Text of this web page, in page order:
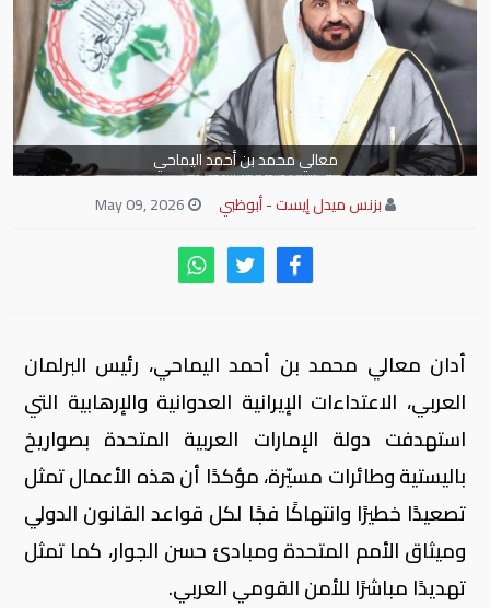
معالي محمد بن أحمد اليماحي
بزنس ميدل إيست - أبوظبي
أدان معالي محمد بن أحمد اليماحي، رئيس البرلمان
العربي، الاعتداءات الإيرانية العدوانية والإرهابية التي
استهدفت دولة الإمارات العربية المتحدة بصواريخ
باليستية وطائرات مسيّرة، مؤكدًا أن هذه الأعمال تمثل
تصعيدًا خطيرًا وانتهاكًا فجًا لكل قواعد القانون الدولي
وميثاق الأمم المتحدة ومبادئ حسن الجوار، كما تمثل
تهديدًا مباشرًا للأمن القومي العربي.